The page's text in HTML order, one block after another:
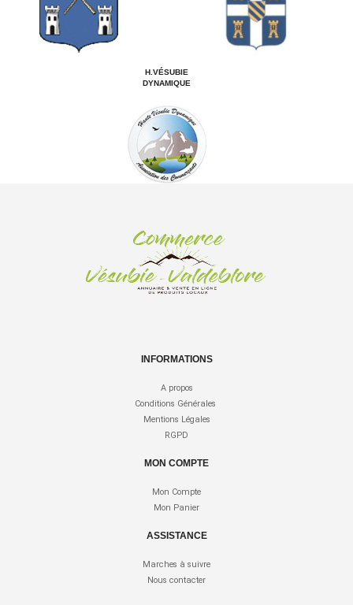
H.VÉSUBIE
DYNAMIQUE
INFORMATIONS
A propos
Conditions Générales
Mentions Légales
RGPD
MON COMPTE
Mon Compte
Mon Panier
ASSISTANCE
Marches à suivre
Nous contacter